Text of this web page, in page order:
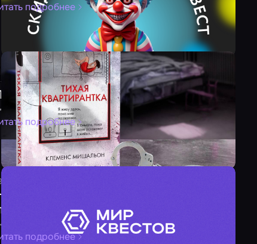
подробнее
января 2024 1 минута Редакция
«Эксмо» выпустило роман
квартирантка»
Квестов» его уже прочитал и рекомендует!
подробнее
ноября 2023
пятница 2023» – скидки на квесты
40 %
пройдет с 24 по 25 ноября
подробнее